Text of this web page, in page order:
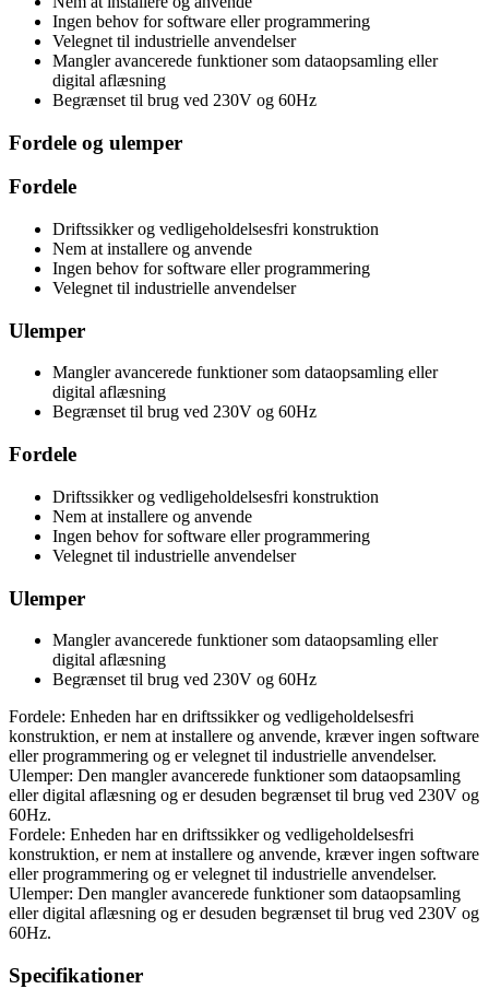
Ingen behov for software eller programmering
Velegnet til industrielle anvendelser
Mangler avancerede funktioner som dataopsamling eller
digital aflæsning
Begrænset til brug ved 230V og 60Hz
Fordele og ulemper
Fordele
Driftssikker og vedligeholdelsesfri konstruktion
Nem at installere og anvende
Ingen behov for software eller programmering
Velegnet til industrielle anvendelser
Ulemper
Mangler avancerede funktioner som dataopsamling eller
digital aflæsning
Begrænset til brug ved 230V og 60Hz
Fordele
Driftssikker og vedligeholdelsesfri konstruktion
Nem at installere og anvende
Ingen behov for software eller programmering
Velegnet til industrielle anvendelser
Ulemper
Mangler avancerede funktioner som dataopsamling eller
digital aflæsning
Begrænset til brug ved 230V og 60Hz
Fordele: Enheden har en driftssikker og vedligeholdelsesfri
konstruktion, er nem at installere og anvende, kræver ingen software
eller programmering og er velegnet til industrielle anvendelser.
Ulemper: Den mangler avancerede funktioner som dataopsamling
eller digital aflæsning og er desuden begrænset til brug ved 230V og
60Hz.
Fordele: Enheden har en driftssikker og vedligeholdelsesfri
konstruktion, er nem at installere og anvende, kræver ingen software
eller programmering og er velegnet til industrielle anvendelser.
Ulemper: Den mangler avancerede funktioner som dataopsamling
eller digital aflæsning og er desuden begrænset til brug ved 230V og
60Hz.
Specifikationer